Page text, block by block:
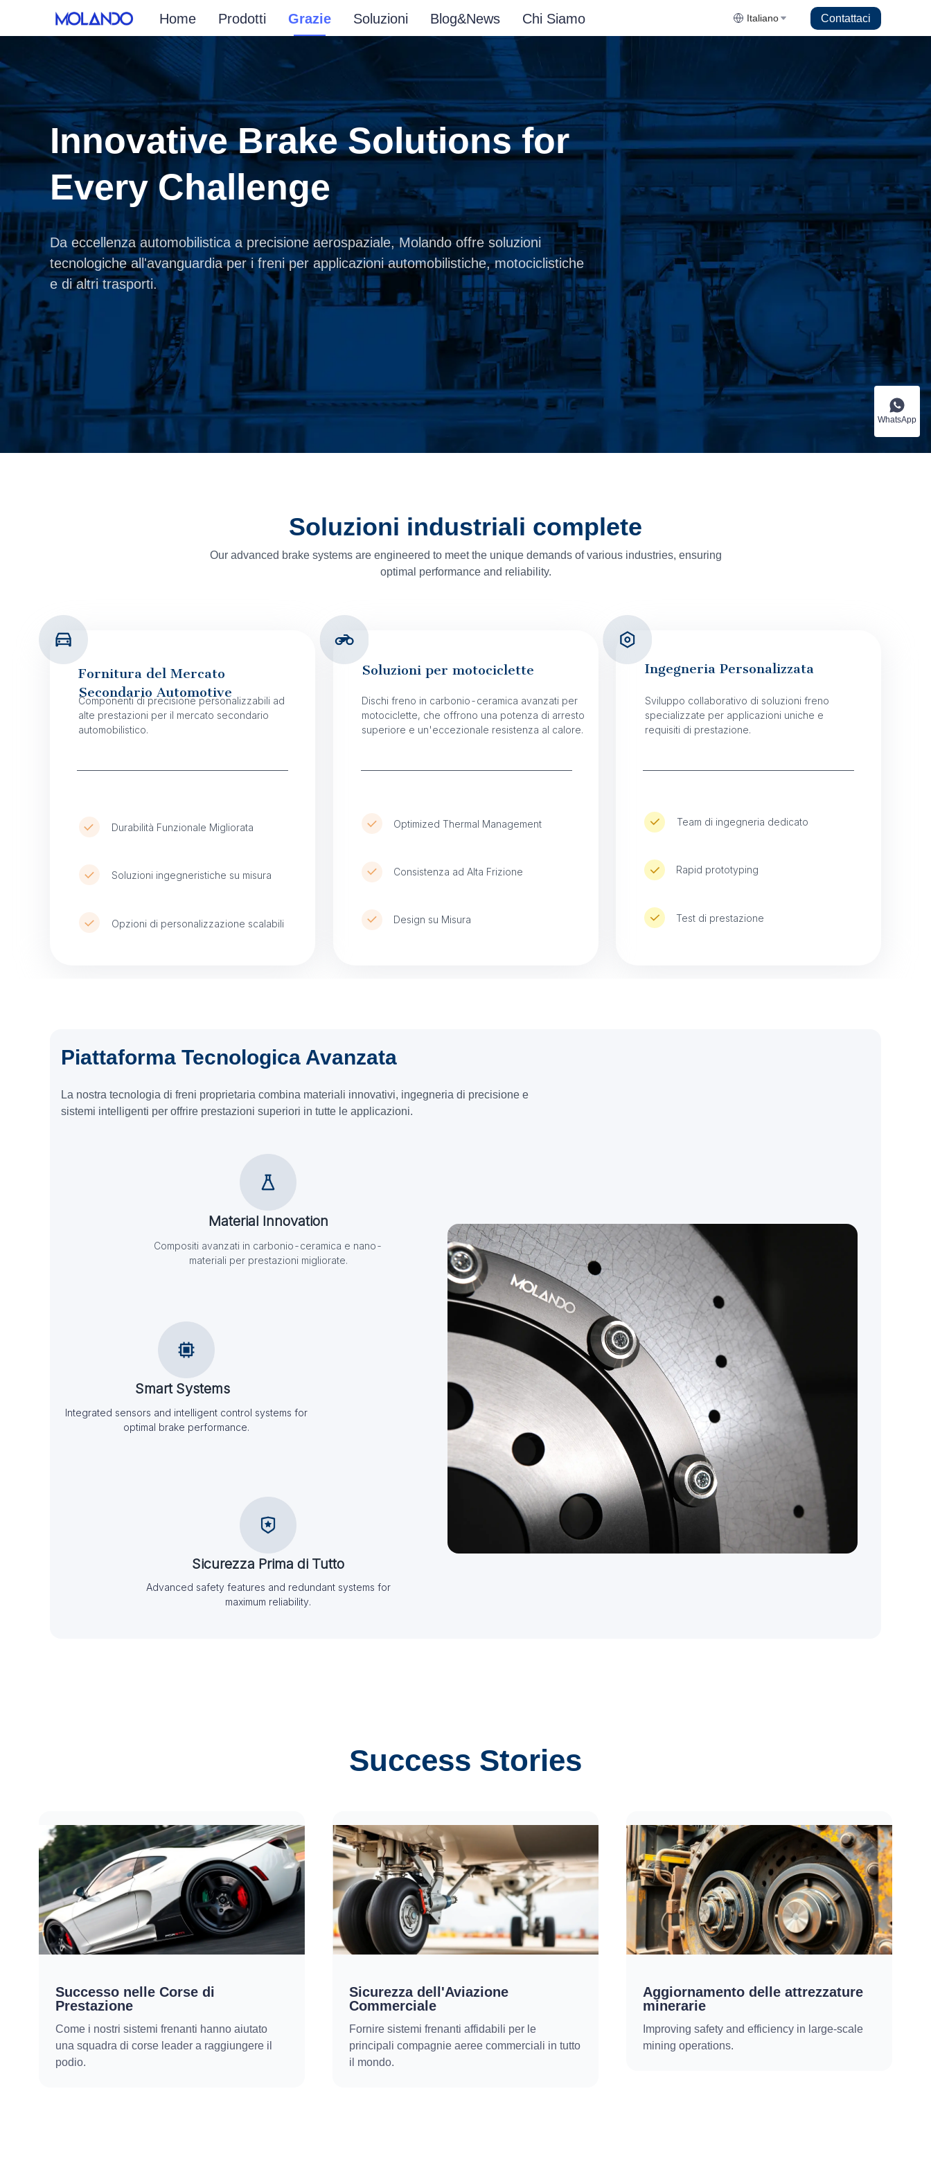
Home Prodotti Grazie Soluzioni Blog&News Chi Siamo Italiano Contattaci
Innovative Brake Solutions for
Every Challenge
Da eccellenza automobilistica a precisione aerospaziale, Molando offre soluzioni
tecnologiche all'avanguardia per i freni per applicazioni automobilistiche, motociclistiche
e di altri trasporti.
Soluzioni industriali complete
Our advanced brake systems are engineered to meet the unique demands of various industries, ensuring
optimal performance and reliability.
Componenti di precisione personalizzabili ad
alte prestazioni per il mercato secondario
automobilistico.
Fornitura del Mercato
Secondario Automotive
Durabilità Funzionale Migliorata
Soluzioni ingegneristiche su misura
Soluzioni per motociclette
Opzioni di personalizzazione scalabili
Dischi freno in carbonio-ceramica avanzati per
motociclette, che offrono una potenza di arresto
superiore e un'eccezionale resistenza al calore.
Optimized Thermal Management
Consistenza ad Alta Frizione
Design su Misura Test di prestazione
Rapid prototyping ​
Team di ingegneria dedicato
Sviluppo collaborativo di soluzioni freno
specializzate per applicazioni uniche e
requisiti di prestazione.
Ingegneria Personalizzata
Piattaforma Tecnologica Avanzata
La nostra tecnologia di freni proprietaria combina materiali innovativi, ingegneria di precisione e
sistemi intelligenti per offrire prestazioni superiori in tutte le applicazioni.
Material Innovation
Compositi avanzati in carbonio-ceramica e nano-
materiali per prestazioni migliorate.
Smart Systems
Integrated sensors and intelligent control systems for
optimal brake performance.
Sicurezza Prima di Tutto
Advanced safety features and redundant systems for
maximum reliability.
Success Stories
Successo nelle Corse di
Prestazione
Come i nostri sistemi frenanti hanno aiutato
una squadra di corse leader a raggiungere il
podio.
Sicurezza dell'Aviazione
Commerciale
Fornire sistemi frenanti affidabili per le
principali compagnie aeree commerciali in tutto
il mondo.
Aggiornamento delle attrezzature
minerarie
Improving safety and efficiency in large-scale
mining operations.
WhatsApp